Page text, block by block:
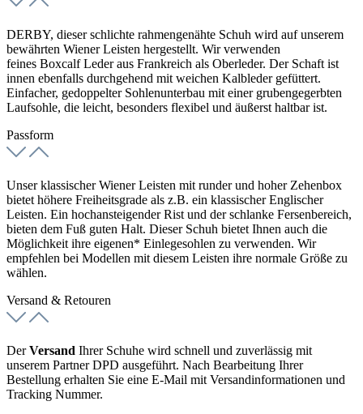
DERBY, dieser schlichte rahmengenähte Schuh wird auf unserem
bewährten WienerLeisten hergestellt. Wir verwenden
feines BoxcalfLeder aus Frankreich als Oberleder. Der Schaft ist
innen ebenfalls durchgehend mit weichen Kalbleder gefüttert.
Einfacher, gedoppelter Sohlenunterbau mit einer grubengegerbten
Laufsohle, die leicht, besonders flexibel und äußerst haltbar ist.
Passform
Unser klassischer Wiener Leisten mit runder und hoher Zehenbox
bietet höhere Freiheitsgrade als z.B. ein klassischer Englischer
Leisten. Ein hochansteigender Rist und der schlanke Fersenbereich,
bieten dem Fuß guten Halt. Dieser Schuh bietet Ihnen auch die
Möglichkeit ihre eigenen* Einlegesohlen zu verwenden. Wir
empfehlen bei Modellen mit diesem Leisten ihre normale Größe zu
wählen.
Versand & Retouren
DerVersand Ihrer Schuhe wird schnell und zuverlässig mit
unserem Partner DPD ausgeführt. Nach Bearbeitung Ihrer
Bestellung erhalten Sie eine E-Mail mit Versandinformationen und
Tracking Nummer.